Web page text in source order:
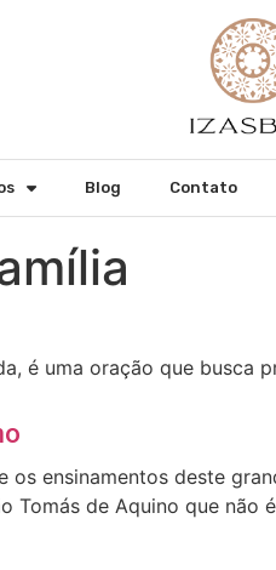
Blog Contato
é uma oração que busca
os ensinamentos deste
Tomás de Aquino que